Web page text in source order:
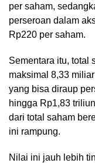
per saham,
perseroan dalam
Rp220 per saham.
Sementara itu, total
maksimal 8,33
yang bisa diraup
hingga Rp1,83
dari total saham
ini rampung.
Nilai ini jauh lebih